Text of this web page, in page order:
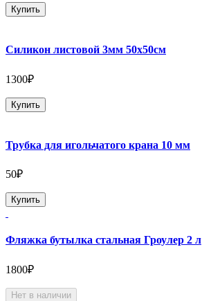
Купить
Силикон листовой 3мм 50х50см
1300₽
Купить
Трубка для игольчатого крана 10 мм
50₽
Купить
Фляжка бутылка стальная Гроулер 2 л
1800₽
Нет в наличии